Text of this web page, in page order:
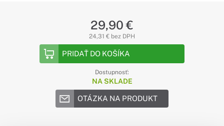
29,90 €
24,31 € bez DPH
PRIDAŤ DO KOŠÍKA
Dostupnosť:
NA SKLADE
OTÁZKA NA PRODUKT